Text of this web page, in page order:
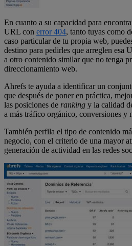
En cuanto a su capacidad para
URL con error 404, tanto tuyas como
caso particular de tu propia web,
destino para pedirles que arreglen esa
a otro contenido similar que no tenga
direccionamiento web.
Ahrefs te ayuda a identificar un
que después de poner en práctica,
las posiciones de ranking y la calidad
a más tráfico orgánico, conversiones y
También perfila el tipo de contenido
negocio, con el criterio de una mayor
generación de actividad en las redes